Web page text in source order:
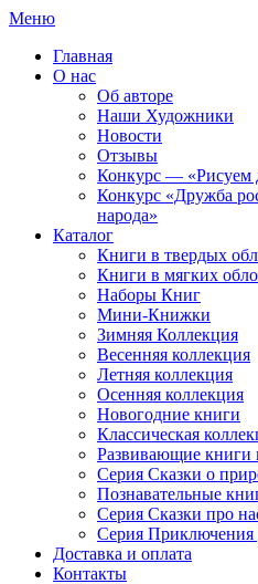
Меню
Главная
О нас
Об авторе
Наши Художники
Новости
Отзывы
Конкурс — «Рисуем
Конкурс «Дружба
народа»
Каталог
Книги в твердых
Книги в мягких
Наборы Книг
Мини-Книжки
Зимняя Коллекция
Весенняя коллекция
Летняя коллекция
Осенняя коллекция
Новогодние книги
Классическая
Развивающие книги
Серия Сказки о
Познавательные
Серия Сказки про
Серия
Доставка и оплата
Контакты